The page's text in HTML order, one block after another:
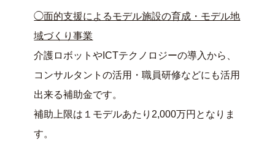
◯面的支援によるモデル施設の育成・モデル地
域づくり事業
介護ロボットやICTテクノロジーの導入から、
コンサルタントの活用・職員研修などにも活用
出来る補助金です。
補助上限は１モデルあたり2,000万円となりま
す。